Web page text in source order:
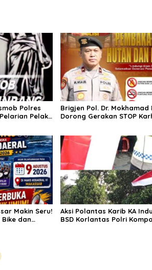
Polres
Pelaku
Brigjen Pol. Dr. Mokhamad
Dorong Gerakan STOP
Makin Seru!
Bike dan
Aksi Polantas Karib KA
BSD Korlantas Polri